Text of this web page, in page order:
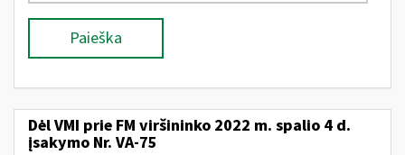
Paieška
Dėl VMI prie FM viršininko 2022 m. spalio 4 d.
įsakymo Nr. VA-75